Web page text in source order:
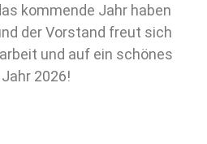
kommende Jahr haben
der Vorstand freut sich
und auf ein schönes
2026!